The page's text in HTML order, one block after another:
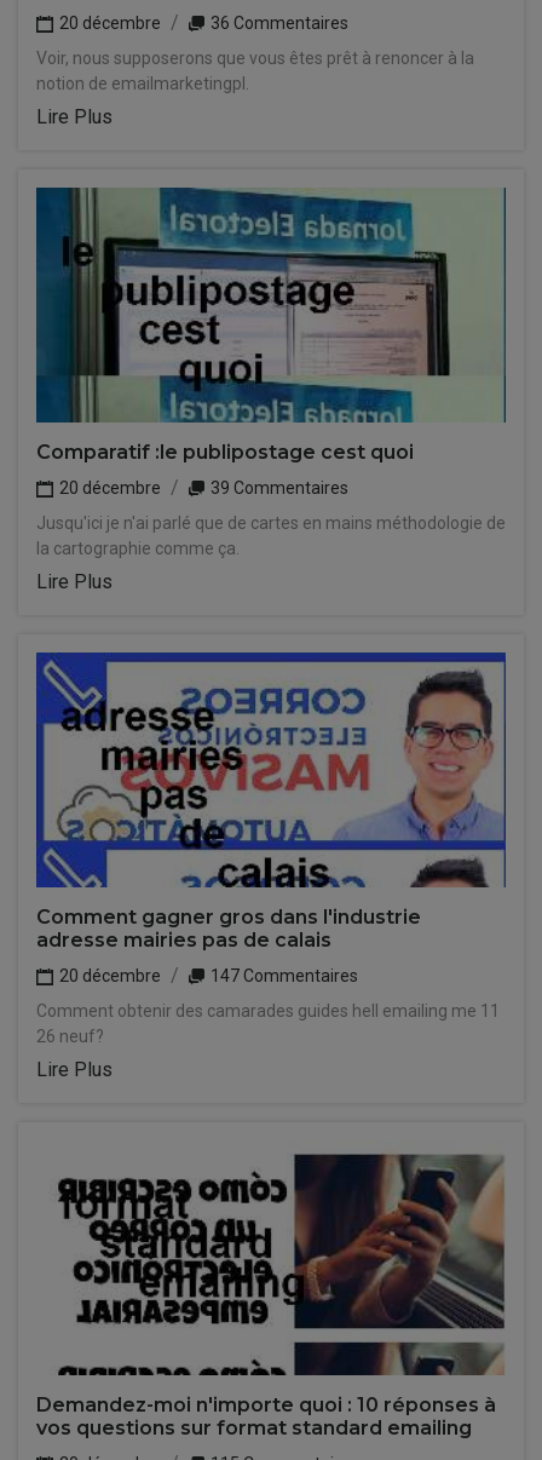
20 décembre
36 Commentaires
Voir, nous supposerons que vous êtes prêt à renoncer à la
notion de emailmarketingpl.
Lire Plus
Comparatif :le publipostage cest quoi
20 décembre
39 Commentaires
Jusqu'ici je n'ai parlé que de cartes en mains méthodologie de
la cartographie comme ça.
Lire Plus
Comment gagner gros dans l'industrie
adresse mairies pas de calais
20 décembre
147 Commentaires
Comment obtenir des camarades guides hell emailing me 11
26 neuf?
Lire Plus
Demandez-moi n'importe quoi : 10 réponses à
vos questions sur format standard emailing